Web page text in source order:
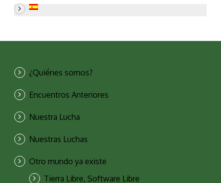
¿Quiénes somos?
Encuentros Anteriores
Nuestra Lucha
Nuestras Luchas
Otro mundo ya existe
Tierra Libre, Software Libre